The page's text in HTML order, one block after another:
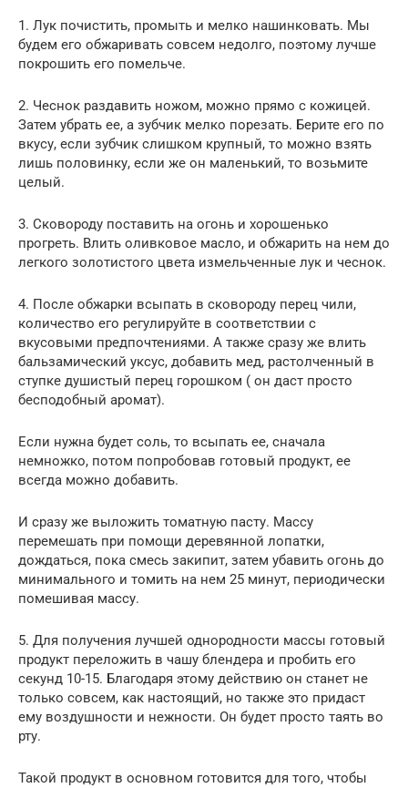
1. Лук почистить, промыть и мелко нашинковать. Мы
будем его обжаривать совсем недолго, поэтому лучше
покрошить его помельче.
2. Чеснок раздавить ножом, можно прямо с кожицей.
Затем убрать ее, а зубчик мелко порезать. Берите его по
вкусу, если зубчик слишком крупный, то можно взять
лишь половинку, если же он маленький, то возьмите
целый.
3. Сковороду поставить на огонь и хорошенько
прогреть. Влить оливковое масло, и обжарить на нем до
легкого золотистого цвета измельченные лук и чеснок.
4. После обжарки всыпать в сковороду перец чили,
количество его регулируйте в соответствии с
вкусовыми предпочтениями. А также сразу же влить
бальзамический уксус, добавить мед, растолченный в
ступке душистый перец горошком ( он даст просто
бесподобный аромат).
Если нужна будет соль, то всыпать ее, сначала
немножко, потом попробовав готовый продукт, ее
всегда можно добавить.
И сразу же выложить томатную пасту. Массу
перемешать при помощи деревянной лопатки,
дождаться, пока смесь закипит, затем убавить огонь до
минимального и томить на нем 25 минут, периодически
помешивая массу.
5. Для получения лучшей однородности массы готовый
продукт переложить в чашу блендера и пробить его
секунд 10-15. Благодаря этому действию он станет не
только совсем, как настоящий, но также это придаст
ему воздушности и нежности. Он будет просто таять во
рту.
Такой продукт в основном готовится для того, чтобы